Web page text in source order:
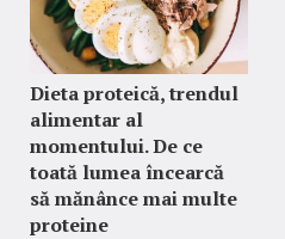
Dieta proteică, trendul
alimentar al
momentului. De ce
toată lumea încearcă
să mănânce mai multe
proteine